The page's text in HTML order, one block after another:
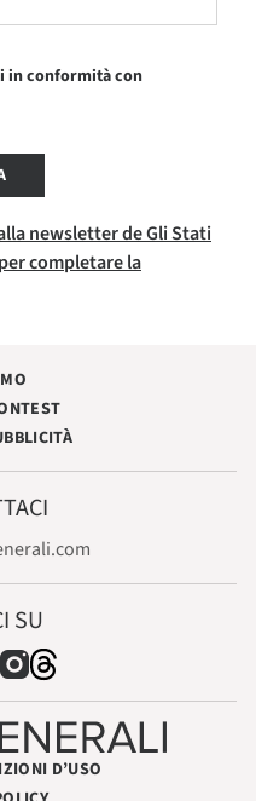
in conformità con
newsletter de Gli Stati
completare la
SU
D’USO